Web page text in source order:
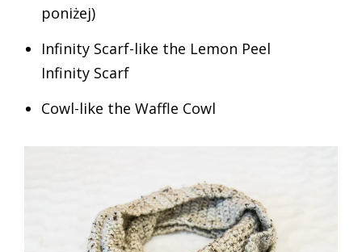
poniżej)
Infinity Scarf-like the Lemon Peel
Infinity Scarf
Cowl-like the Waffle Cowl